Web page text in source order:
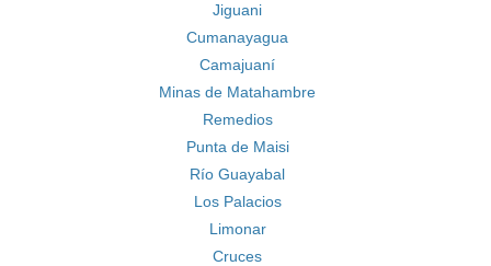
Jiguani
Cumanayagua
Camajuaní
Minas de Matahambre
Remedios
Punta de Maisi
Río Guayabal
Los Palacios
Limonar
Cruces